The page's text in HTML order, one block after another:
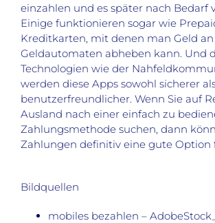
einzahlen und es später nach Bedarf
Einige funktionieren sogar wie
Kreditkarten, mit denen man Geld
Geldautomaten abheben kann. Und
Technologien wie der
werden diese Apps sowohl sicherer
benutzerfreundlicher. Wenn Sie auf
Ausland nach einer einfach zu
Zahlungsmethode suchen, dann
Zahlungen definitiv eine gute Option
Bildquellen
mobiles bezahlen –